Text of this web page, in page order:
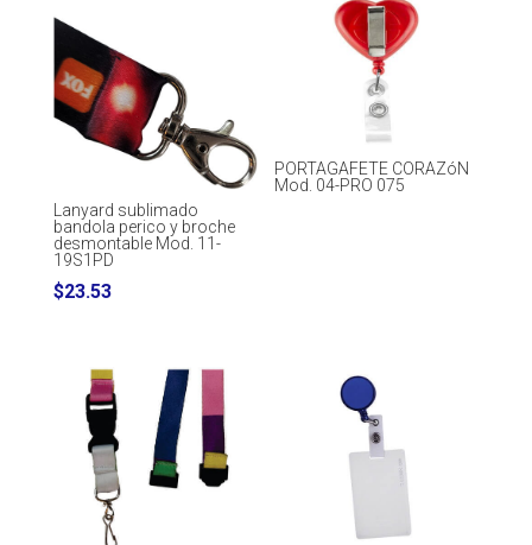
Lanyard sublimado
bandola perico y broche
desmontable Mod. 11-
19S1PD
$23.53
PORTAGAFETE CORAZóN
Mod. 04-PRO 075